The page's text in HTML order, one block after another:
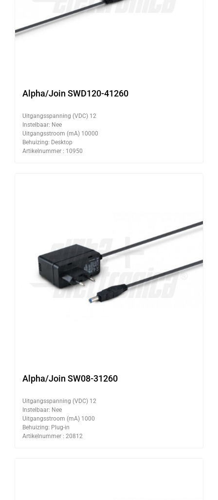
Alpha/Join SWD120-41260
Uitgangsspanning (VDC) 12
Instelbaar: Nee
Uitgangsstroom (mA) 10000
Behuizing: Desktop
Artikelnummer : 10950
Alpha/Join SW08-31260
Uitgangsspanning (VDC) 12
Instelbaar: Nee
Uitgangsstroom (mA) 1000
Behuizing: Plug-in
Artikelnummer : 20812